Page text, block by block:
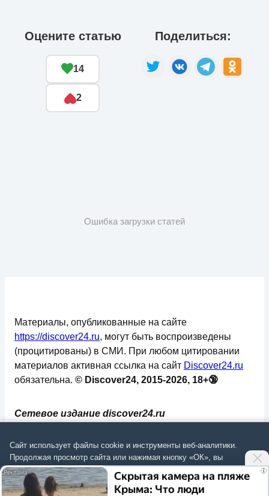
Оцените статью
14
2
Поделиться:
Ошибка загрузки статей
Сетевое издание discover24.ru
надзору в сфере связи, информационных
технологий и массовых коммуникаций
(Роскомнадзор). Регистрационный номер: ЭЛ №
ФС 77 - 73793.
Материалы, опубликованные на сайте
https://discover24.ru, могут быть воспроизведены
(процитированы) в СМИ. При любом цитировании
материалов активная ссылка на сайт Discover24.ru
обязательна. © Discover24, 2015-2026, 18+🔞
i
Скрытая камера на пляже
Крыма: Что люди
Сайт использует файлы cookie и инструменты веб-аналитики.
Продолжая просмотр сайта или нажимая кнопку «ОК», вы
подтверждаетесогласие на обработку данныхсогласноПолитике.